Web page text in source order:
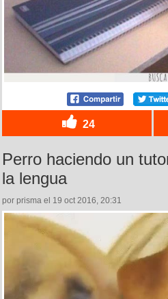
24
Perro haciendo un
la lengua
por prisma el 19 oct 2016, 20:31